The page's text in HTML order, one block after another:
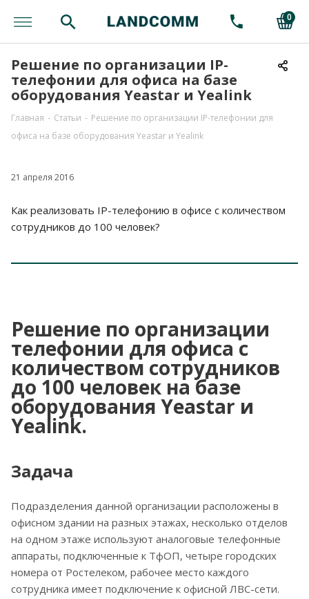
0
Решение по организации IP-
телефонии для офиса на базе
оборудования Yeastar и Yealink
Главная - Статьи - Решение по организации IP-телефонии для
офиса на базе оборудования Yeastar и Yealink
21 апреля 2016
Как реализовать IP-телефонию в офисе с количеством
сотрудников до 100 человек?
Решение по организации
телефонии для офиса с
количеством сотрудников
до 100 человек на базе
оборудования Yeastar и
Yealink.
Задача
Подразделения данной организации расположены в
офисном здании на разных этажах, несколько отделов
на одном этаже используют аналоговые телефонные
аппараты, подключенные к ТфОП, четыре городских
номера от Ростелеком, рабочее место каждого
сотрудника имеет подключение к офисной ЛВС-сети.